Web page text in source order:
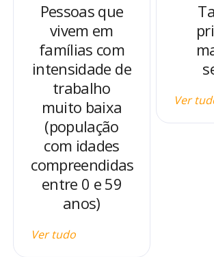
Pessoas que
vivem em
famílias com
intensidade de
trabalho
muito baixa
(população
com idades
compreendidas
entre 0 e 59
anos)
Ver tudo
Ver